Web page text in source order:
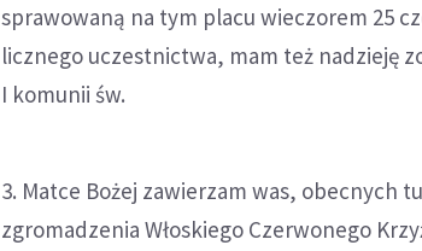
sprawowaną na tym placu wieczorem 25
licznego uczestnictwa, mam też nadzieję
I komunii św.
3. Matce Bożej zawierzam was, obecnych
zgromadzenia Włoskiego Czerwonego